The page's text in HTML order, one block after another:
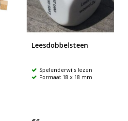
Leesdobbelsteen
Spelenderwijs lezen
Formaat 18 x 18 mm